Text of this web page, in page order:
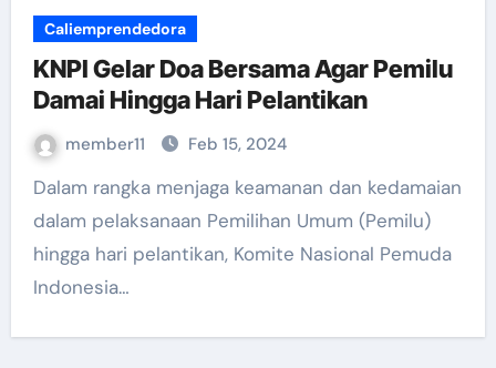
Caliemprendedora
KNPI Gelar Doa Bersama Agar Pemilu
Damai Hingga Hari Pelantikan
member11 Feb 15, 2024
Dalam rangka menjaga keamanan dan kedamaian
dalam pelaksanaan Pemilihan Umum (Pemilu)
hingga hari pelantikan, Komite Nasional Pemuda
Indonesia…